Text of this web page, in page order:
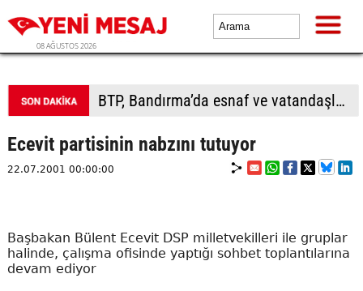
08 AĞUSTOS 2026
BTP, Bandırma’da esnaf ve vatandaşla buluştu
Ecevit partisinin nabzını tutuyor
22.07.2001 00:00:00
Başbakan Bülent Ecevit DSP milletvekilleri ile gruplar
halinde, çalışma ofisinde yaptığı sohbet toplantılarına
devam ediyor